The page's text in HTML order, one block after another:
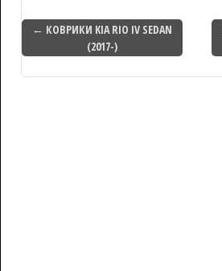
← КОВРИКИ KIA RIO IV SEDAN
(2017-)